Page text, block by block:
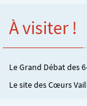
À visiter !
Le Grand Débat des
Le site des Cœurs